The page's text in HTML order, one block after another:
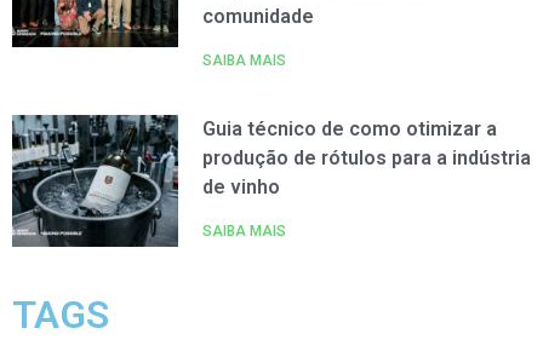
comunidade
SAIBA MAIS
Guia técnico de como otimizar a
produção de rótulos para a indústria
de vinho
SAIBA MAIS
TAGS